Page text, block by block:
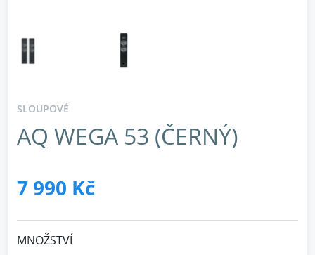
SLOUPOVÉ
AQ WEGA 53 (ČERNÝ)
7 990 Kč
MNOŽSTVÍ